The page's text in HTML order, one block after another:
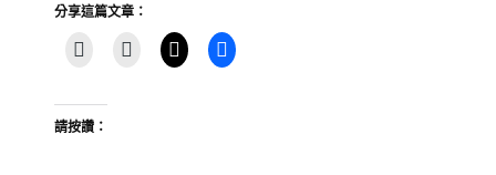
分享這篇文章：
請按讚：